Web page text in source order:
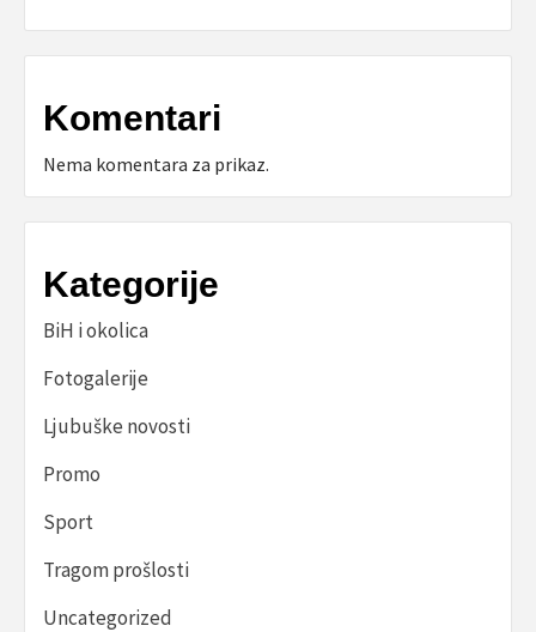
Komentari
Nema komentara za prikaz.
Kategorije
BiH i okolica
Fotogalerije
Ljubuške novosti
Promo
Sport
Tragom prošlosti
Uncategorized